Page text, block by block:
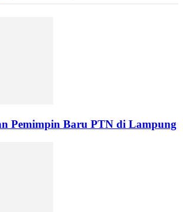
Pemimpin Baru PTN di Lampung